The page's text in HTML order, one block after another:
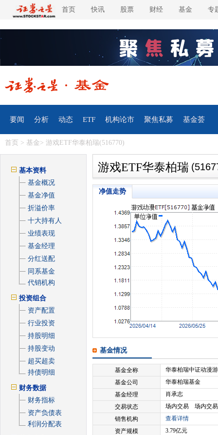
首页 快讯 股票 财经 基金 专
要闻 分析 动态 ETF 机构论市 聚焦私募 基金荟
首页 > 基金> 游戏ETF华泰柏瑞(516770)
基本资料
基金概况
基金净值
折溢价率
十大持有人
业绩表现
基金经理
分红送配
同系基金
代销机构
投资组合
资产配置
行业投资
持股明细
持股变动
超买超卖
持债明细
财务数据
财务指标
资产负债表
利润分配表
游戏ETF华泰柏瑞
净值走势
基金情况
基金全称
华泰柏瑞中证动漫
基金公司
华泰柏瑞基金
基金经理
肖承志
交易状态
场内交易 场内交易
销售机构
查看详情
资产规模
3.79亿元